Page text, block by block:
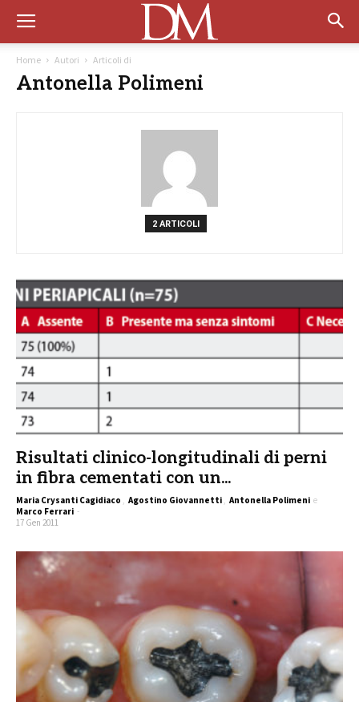
Home Autori Articoli di
Antonella Polimeni
2 ARTICOLI
Risultati clinico-longitudinali di perni
in fibra cementati con un...
Maria Crysanti Cagidiaco , Agostino Giovannetti , Antonella Polimeni e
Marco Ferrari -
17 Gen 2011